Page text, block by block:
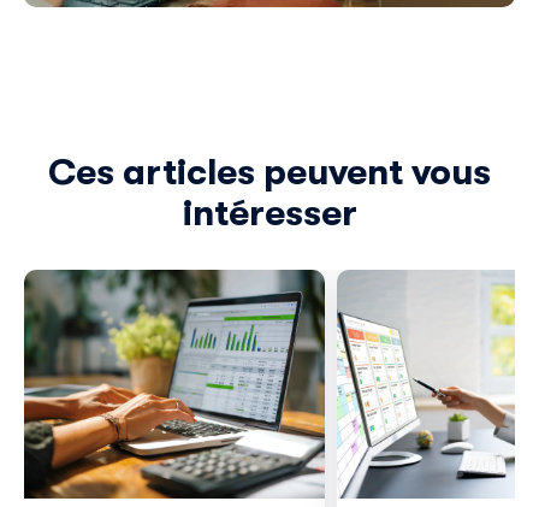
Ces articles peuvent vous
intéresser